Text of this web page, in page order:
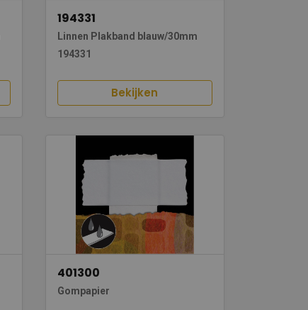
194331
Linnen Plakband blauw/30mm
194331
Bekijken
401300
Gompapier